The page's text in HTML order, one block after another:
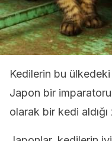
Kedilerin bu ülkedeki
Japon bir
olarak bir kedi